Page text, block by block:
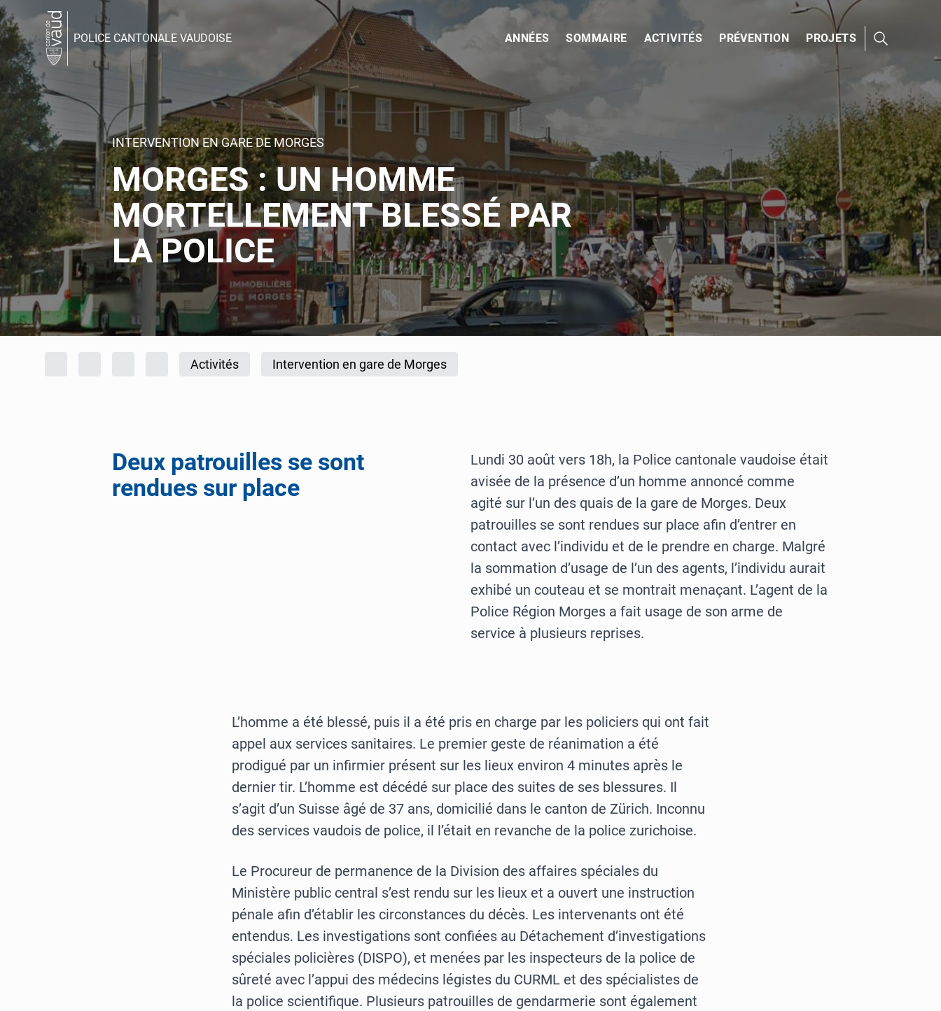
POLICE CANTONALE VAUDOISE ANNÉES SOMMAIRE ACTIVITÉS PRÉVENTION PROJETS
MORGES : UN HOMME
MORTELLEMENT BLESSÉ PAR
LA POLICE
INTERVENTION EN GARE DE MORGES
Rapports d'activités
Police cantonaleActivités Intervention en gare de Morges
Deux patrouilles se sont
rendues sur place
Lundi 30 août vers 18h, la Police cantonale vaudoise était
avisée de la présence d’un homme annoncé comme
agité sur l’un des quais de la gare de Morges. Deux
patrouilles se sont rendues sur place afin d’entrer en
contact avec l’individu et de le prendre en charge. Malgré
la sommation d’usage de l’un des agents, l’individu aurait
exhibé un couteau et se montrait menaçant. L’agent de la
Police Région Morges a fait usage de son arme de
service à plusieurs reprises.
L’homme a été blessé, puis il a été pris en charge par les policiers qui ont fait
appel aux services sanitaires. Le premier geste de réanimation a été
prodigué par un infirmier présent sur les lieux environ 4 minutes après le
dernier tir. L’homme est décédé sur place des suites de ses blessures. Il
s’agit d’un Suisse âgé de 37 ans, domicilié dans le canton de Zürich. Inconnu
des services vaudois de police, il l’était en revanche de la police zurichoise.
Le Procureur de permanence de la Division des affaires spéciales du
Ministère public central s’est rendu sur les lieux et a ouvert une instruction
pénale afin d’établir les circonstances du décès. Les intervenants ont été
entendus. Les investigations sont confiées au Détachement d’investigations
spéciales policières (DISPO), et menées par les inspecteurs de la police de
sûreté avec l’appui des médecins légistes du CURML et des spécialistes de
la police scientifique. Plusieurs patrouilles de gendarmerie sont également